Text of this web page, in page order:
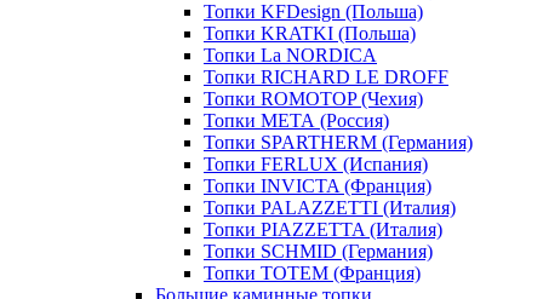
Топки KFDesign (Польша)
Топки KRATKI (Польша)
Топки La NORDICA
Топки RICHARD LE DROFF
Топки ROMOTOP (Чехия)
Топки МЕТА (Россия)
Топки SPARTHERM (Германия)
Топки FERLUX (Испания)
Топки INVICTA (Франция)
Топки PALAZZETTI (Италия)
Топки PIAZZETTA (Италия)
Топки SCHMID (Германия)
Топки TOTEM (Франция)
Большие каминные топки